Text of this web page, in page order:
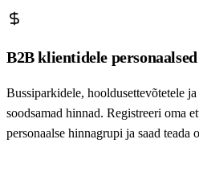
B2B klientidele
Bussiparkidele, hooldusettevõtetele
soodsamad hinnad. Registreeri oma
personaalse hinnagrupi ja saad teada